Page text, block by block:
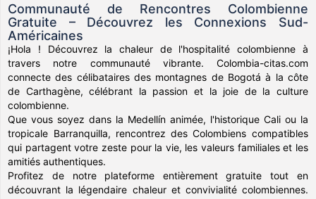
Communauté de Rencontres Colombienne
Gratuite – Découvrez les Connexions Sud-
Américaines
¡Hola ! Découvrez la chaleur de l'hospitalité colombienne à
travers notre communauté vibrante. Colombia-citas.com
connecte des célibataires des montagnes de Bogotá à la côte
de Carthagène, célébrant la passion et la joie de la culture
colombienne.
Que vous soyez dans la Medellín animée, l'historique Cali ou la
tropicale Barranquilla, rencontrez des Colombiens compatibles
qui partagent votre zeste pour la vie, les valeurs familiales et les
amitiés authentiques.
Profitez de notre plateforme entièrement gratuite tout en
découvrant la légendaire chaleur et convivialité colombiennes.